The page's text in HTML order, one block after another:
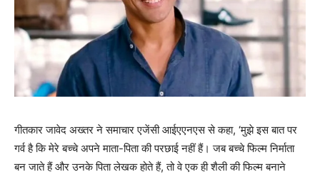
गीतकार जावेद अख्‍तर ने समाचार एजेंसी आईएएनएस से कहा, ‘मुझे इस बात पर
गर्व है कि मेरे बच्चे अपने माता-पिता की परछाई नहीं हैं। जब बच्चे फिल्म निर्माता
बन जाते हैं और उनके पिता लेखक होते हैं, तो वे एक ही शैली की फिल्म बनाने